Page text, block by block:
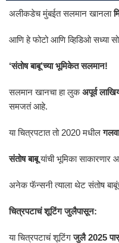
अलीकडेच मुंबईत सलमान खानला
आणि हे फोटो आणि व्हिडिओ सध्या
‘संतोष बाबू’च्या भूमिकेत सलमान!
सलमान खानचा हा लुकअपूर्व
समजतं आहे.
या चित्रपटात तो 2020 मधील
संतोष बाबूयांची भूमिका साकारणार
अनेक फॅन्सनी त्याला थेट संतोष
चित्रपटाचं शूटिंग जुलैपासून:
या चित्रपटाचं शूटिंगजुलै 2025